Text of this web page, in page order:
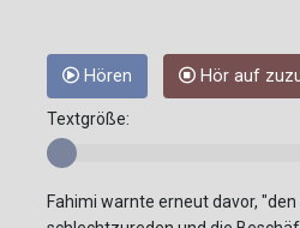
Hören Hör auf
Textgröße:
Fahimi warnte erneut davor,